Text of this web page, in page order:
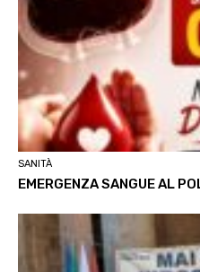
SANITÀ
EMERGENZA SANGUE AL